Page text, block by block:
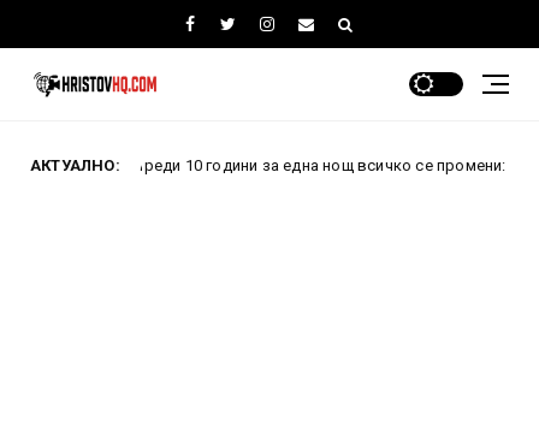
АКТУАЛНО:
Преди 10 години за една нощ всичко се промени: Как